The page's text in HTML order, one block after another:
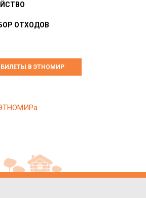
ОТХОДОВ
БИЛЕТЫ В ЭТНОМИР